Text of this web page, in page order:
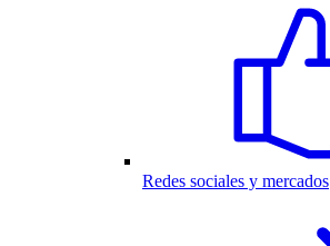
Redes sociales y mercados